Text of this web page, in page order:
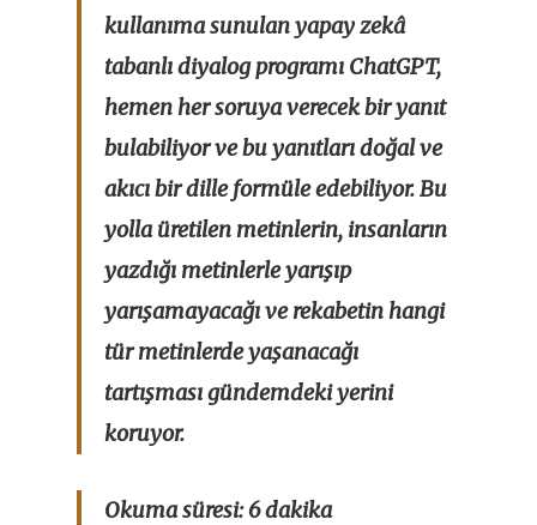
kullanıma sunulan yapay zekâ
tabanlı diyalog programı ChatGPT,
hemen her soruya verecek bir yanıt
bulabiliyor ve bu yanıtları doğal ve
akıcı bir dille formüle edebiliyor. Bu
yolla üretilen metinlerin, insanların
yazdığı metinlerle yarışıp
yarışamayacağı ve rekabetin hangi
tür metinlerde yaşanacağı
tartışması gündemdeki yerini
koruyor.
Okuma süresi: 6 dakika